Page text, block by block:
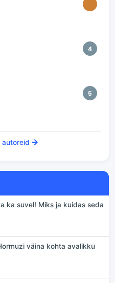
4
5
autoreid
ka suvel! Miks ja kuidas seda
väina kohta avalikku